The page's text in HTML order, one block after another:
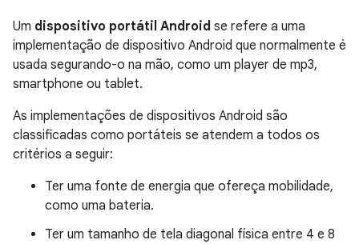
Um dispositivo portátil Android se refere a uma
implementação de dispositivo Android que normalmente é
usada segurando-o na mão, como um player de mp3,
smartphone ou tablet.
As implementações de dispositivos Android são
classificadas como portáteis se atendem a todos os
critérios a seguir:
Ter uma fonte de energia que ofereça mobilidade,
como uma bateria.
Ter um tamanho de tela diagonal física entre 4 e 8